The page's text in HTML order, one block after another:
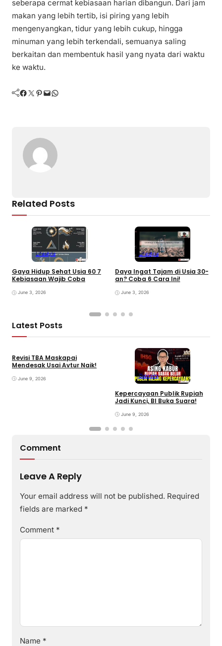
seberapa cermat kebiasaan harian dibangun. Dari jam
makan yang lebih tertib, isi piring yang lebih
mengenyangkan, tidur yang lebih cukup, hingga
minuman yang lebih terkendali, semuanya saling
berkaitan dan membentuk hasil yang nyata dari waktu
ke waktu.
Facebook Twitter Pinterest Mail WhatsApp
Related Posts
Lifestyle
Gaya Hidup Sehat Usia 60 7
Kebiasaan Wajib Coba
June 3, 2026
Lifestyle
Daya Ingat Tajam di Usia 30-
an? Coba 6 Cara Ini!
June 3, 2026
Latest Posts
Revisi TBA Maskapai
Mendesak Usai Avtur Naik!
June 9, 2026
Ekonomi
Kepercayaan Publik Rupiah
Jadi Kunci, BI Buka Suara!
June 9, 2026
Comment
Leave A Reply
Your email address will not be published. Required
fields are marked *
Comment *
Name *